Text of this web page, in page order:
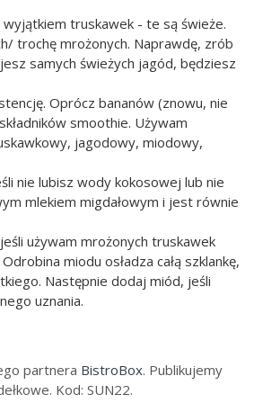
truskawek - te są świeże.
trochę mrożonych. Naprawdę, zrób
samych świeżych jagód, będziesz
Oprócz bananów (znowu, nie
smoothie. Używam
jagodowy, miodowy,
nie lubisz wody kokosowej lub nie
mlekiem migdałowym i jest równie
używam mrożonych truskawek
miodu osładza całą szklankę,
Następnie dodaj miód, jeśli
uznania.
partnera BistroBox. Publikujemy
Kod: SUN22.